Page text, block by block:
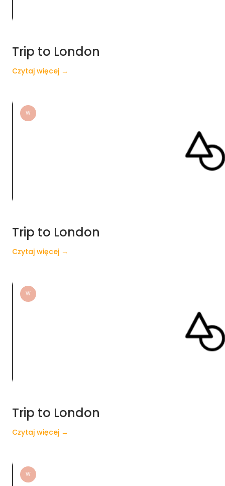
Trip to London
Czytaj więcej →
W
Trip to London
Czytaj więcej →
W
Trip to London
Czytaj więcej →
W